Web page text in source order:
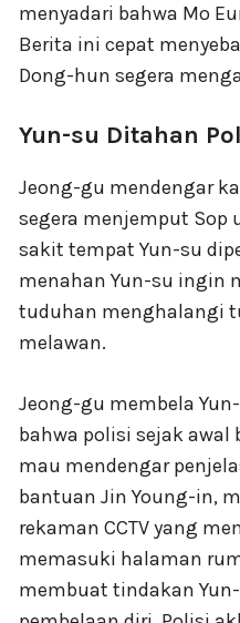
menyadari bahwa Mo
Berita ini cepat
Dong-hun segera
Yun-su Ditahan
Jeong-gu mendengar
segera menjemput Sop
sakit tempat Yun-su
menahan Yun-su ingin
tuduhan menghalangi
melawan.
Jeong-gu membela
bahwa polisi sejak awal
mau mendengar
bantuan Jin Young-in,
rekaman CCTV yang
memasuki halaman
membuat tindakan